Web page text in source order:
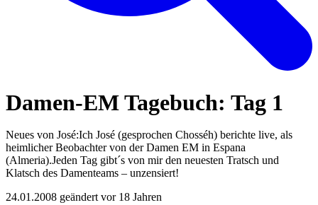
Damen-EM Tagebuch: Tag 1
Neues von José:Ich José (gesprochen Chosséh) berichte live, als
heimlicher Beobachter von der Damen EM in Espana
(Almeria).Jeden Tag gibt´s von mir den neuesten Tratsch und
Klatsch des Damenteams – unzensiert!
24.01.2008 geändert vor 18 Jahren